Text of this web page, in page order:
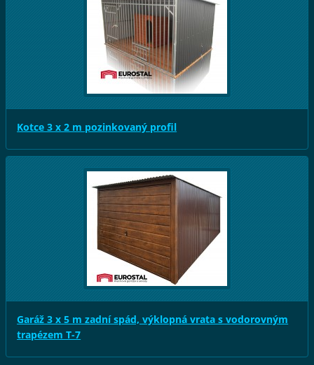
Kotce 3 x 2 m pozinkovaný profil
Garáž 3 x 5 m zadní spád, výklopná vrata s vodorovným
trapézem T-7